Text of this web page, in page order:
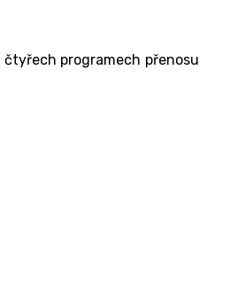
programech přenosu